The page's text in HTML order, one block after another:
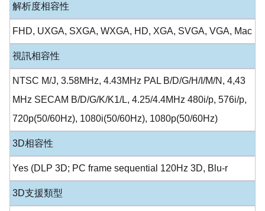
解析度相容性
FHD, UXGA, SXGA, WXGA, HD, XGA, SVGA, VGA, Mac
視訊相容性
NTSC M/J, 3.58MHz, 4.43MHz PAL B/D/G/H/I/M/N, 4,43
MHz SECAM B/D/G/K/K1/L, 4.25/4.4MHz 480i/p, 576i/p,
720p(50/60Hz), 1080i(50/60Hz), 1080p(50/60Hz)
3D相容性
Yes (DLP 3D; PC frame sequential 120Hz 3D, Blu-r
3D支援類型